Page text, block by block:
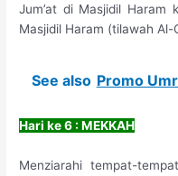
Jum’at di Masjidil Haram
Masjidil Haram (tilawah Al-
See also Promo
Hari ke 6 : MEKKAH
Menziarahi tempat-